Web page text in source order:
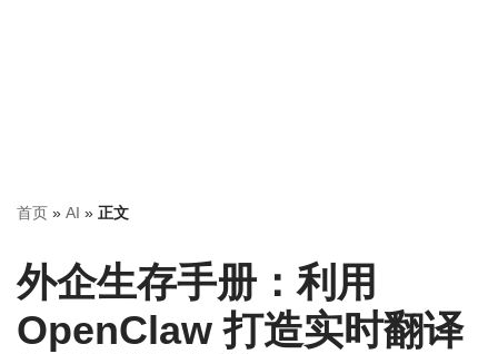
首页 » AI » 正文
外企生存手册：利用
OpenClaw 打造实时翻译